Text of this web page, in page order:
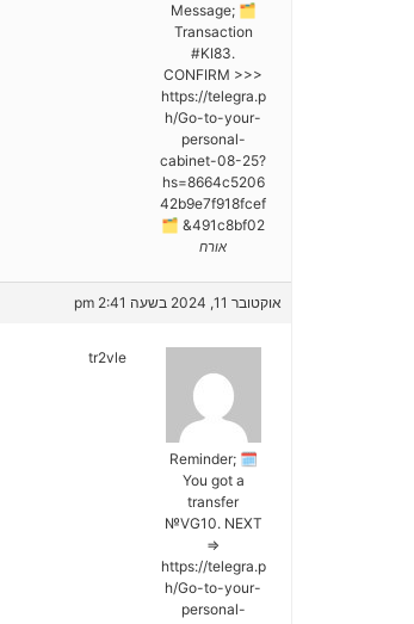
🗂 Message;
Transaction
#KI83.
CONFIRM >>>
https://telegra.p
h/Go-to-your-
personal-
cabinet-08-25?
hs=8664c5206
42b9e7f918fcef
491c8bf02& 🗂
אורח
אוקטובר 11, 2024 בשעה 2:41 pm
🗓 Reminder;
You got a
transfer
№VG10. NEXT
=>
https://telegra.p
h/Go-to-your-
personal-
tr2vle